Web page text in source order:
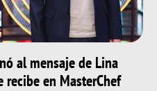
al mensaje de Lina
en MasterChef